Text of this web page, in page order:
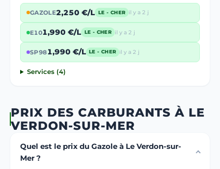
GAZOLE2,250 €/L LE - CHER il y a 2 j
E101,990 €/L LE - CHER il y a 2 j
SP981,990 €/L LE - CHER il y a 2 j
Services (4)
PRIX DES CARBURANTS À LE
VERDON-SUR-MER
Quel est le prix du Gazole à Le Verdon-sur-
Mer ?